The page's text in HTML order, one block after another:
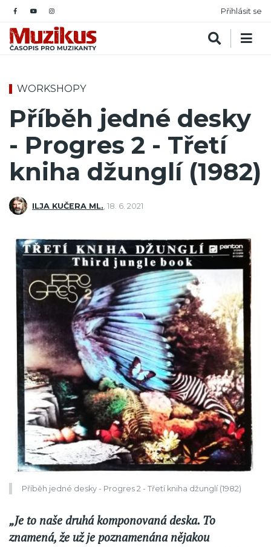
Přihlásit se
WORKSHOPY
Příběh jedné desky
- Progres 2 - Třetí
kniha džunglí (1982)
ILJA KUČERA ML. 18. 6. 2021
Příběh jedné desky - Progres 2 - Třetí kniha džunglí (1982)
„Je to naše druhá komponovaná deska. To
znamená, že už je poznamenána nějakou